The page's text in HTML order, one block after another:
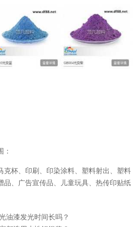
：
克杯、印刷、印染涂料、塑料射出、塑料
品、广告宣传品、儿童玩具、热传印贴纸
油漆发光时间长吗？